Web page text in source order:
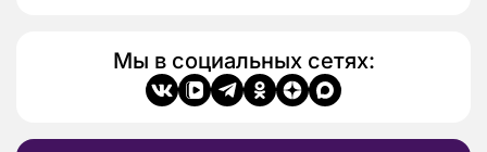
Мы в социальных сетях: